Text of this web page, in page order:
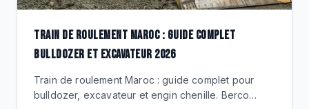
TRAIN DE ROULEMENT MAROC : GUIDE COMPLET
BULLDOZER ET EXCAVATEUR 2026
Train de roulement Maroc : guide complet pour
bulldozer, excavateur et engin chenille. Berco